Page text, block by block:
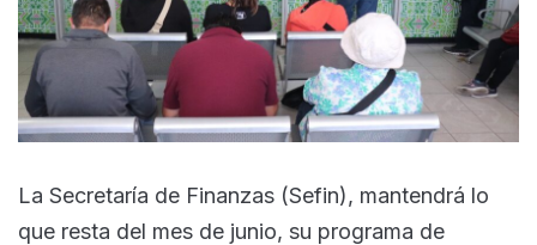
La Secretaría de Finanzas (Sefin), mantendrá lo
que resta del mes de junio, su programa de